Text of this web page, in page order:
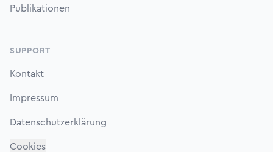
Publikationen
SUPPORT
Kontakt
Impressum
Datenschutzerklärung
Cookies